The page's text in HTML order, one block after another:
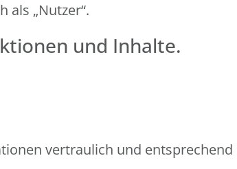
als „Nutzer“.
und Inhalte.
vertraulich und entsprechend